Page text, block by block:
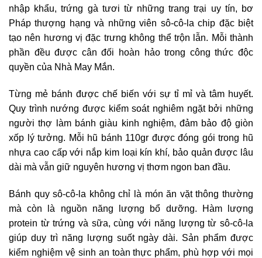
nhập khẩu, trứng gà tươi từ những trang trại uy tín, bơ
Pháp thượng hạng và những viên sô-cô-la chip đặc biệt
tạo nên hương vị đặc trưng không thể trộn lẫn. Mỗi thành
phần đều được cân đối hoàn hảo trong công thức độc
quyền của Nhà May Mắn.
Từng mẻ bánh được chế biến với sự tỉ mỉ và tâm huyết.
Quy trình nướng được kiểm soát nghiêm ngặt bởi những
người thợ làm bánh giàu kinh nghiệm, đảm bảo độ giòn
xốp lý tưởng. Mỗi hũ bánh 110gr được đóng gói trong hũ
nhựa cao cấp với nắp kim loại kín khí, bảo quản được lâu
dài mà vẫn giữ nguyên hương vị thơm ngon ban đầu.
Bánh quy sô-cô-la không chỉ là món ăn vặt thông thường
mà còn là nguồn năng lượng bổ dưỡng. Hàm lượng
protein từ trứng và sữa, cùng với năng lượng từ sô-cô-la
giúp duy trì năng lượng suốt ngày dài. Sản phẩm được
kiểm nghiệm vệ sinh an toàn thực phẩm, phù hợp với mọi